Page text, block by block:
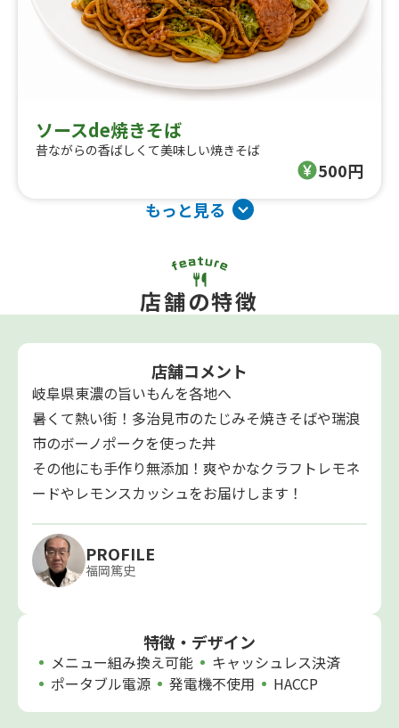
ソースde焼きそば
昔ながらの香ばしくて美味しい焼きそば
500円
もっと見る
店舗の特徴
店舗コメント
岐阜県東濃の旨いもんを各地へ
暑くて熱い街！多治見市のたじみそ焼きそばや瑞浪
市のボーノポークを使った丼
その他にも手作り無添加！爽やかなクラフトレモネ
ードやレモンスカッシュをお届けします！
PROFILE
福岡篤史
特徴・デザイン
メニュー組み換え可能
キャッシュレス決済
ポータブル電源
発電機不使用 HACCP